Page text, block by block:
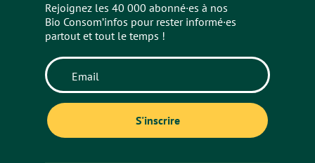
Rejoignez les 40 000 abonné·es à nos
Bio Consom’infos pour rester informé·es
partout et tout le temps !